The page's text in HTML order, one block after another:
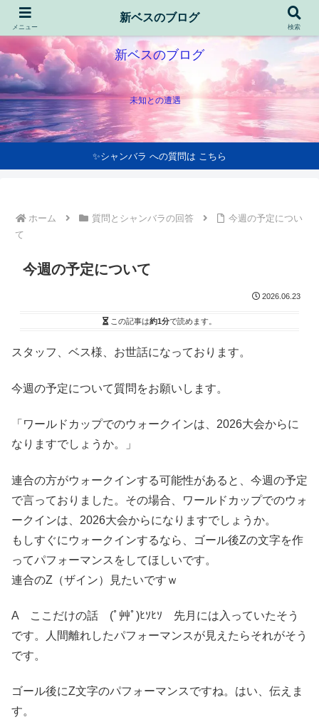
新ベスのブログ
未知との遭遇
✨シャンバラ への質問は こちら
ホーム 質問とシャンバラの回答
今週の予定につい
て
今週の予定について
2026.06.23
この記事は約1分で読めます。
スタッフ、ベス様、お世話になっております。
今週の予定について質問をお願いします。
「ワールドカップでのウォークインは、2026大会からに
なりますでしょうか。」
連合の方がウォークインする可能性があると、今週の予定
で言っておりました。その場合、ワールドカップでのウォ
ークインは、2026大会からになりますでしょうか。
もしすぐにウォークインするなら、ゴール後Zの文字を作
ってパフォーマンスをしてほしいです。
連合のZ（ザイン）見たいですｗ
A ここだけの話 (ﾟ艸ﾟ)ﾋｿﾋｿ 先月には入っていたそう
です。人間離れしたパフォーマンスが見えたらそれがそう
です。
ゴール後にZ文字のパフォーマンスですね。はい、伝えま
す。
メニュー
新ベスのブログ
検索